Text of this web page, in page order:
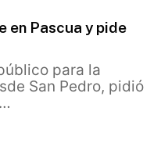
en Pascua y pide
para la
San Pedro, pidió